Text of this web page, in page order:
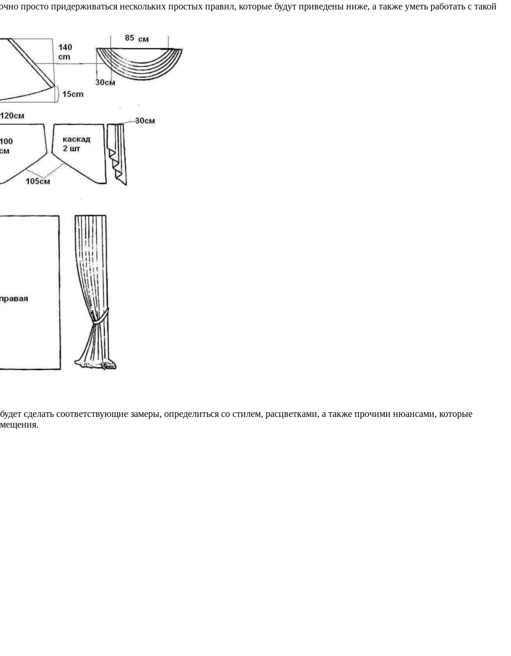
просто придерживаться нескольких простых правил, которые будут приведены ниже, а также уметь работать с такой
сделать соответствующие замеры, определиться со стилем, расцветками, а также прочими нюансами, которые